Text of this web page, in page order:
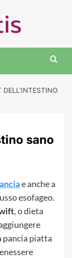
DELL’INTESTINO
sano
e anche a
esofageo.
, o dieta
pancia piatta